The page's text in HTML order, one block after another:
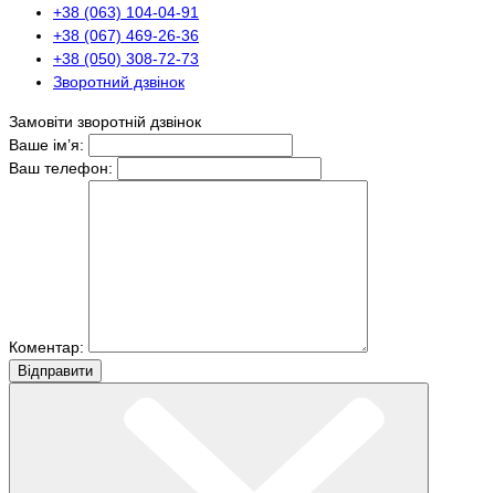
+38 (063) 104-04-91
+38 (067) 469-26-36
+38 (050) 308-72-73
Зворотний дзвінок
Замовіти зворотній дзвінок
Ваше ім’я:
Ваш телефон:
Коментар:
Вiдправити